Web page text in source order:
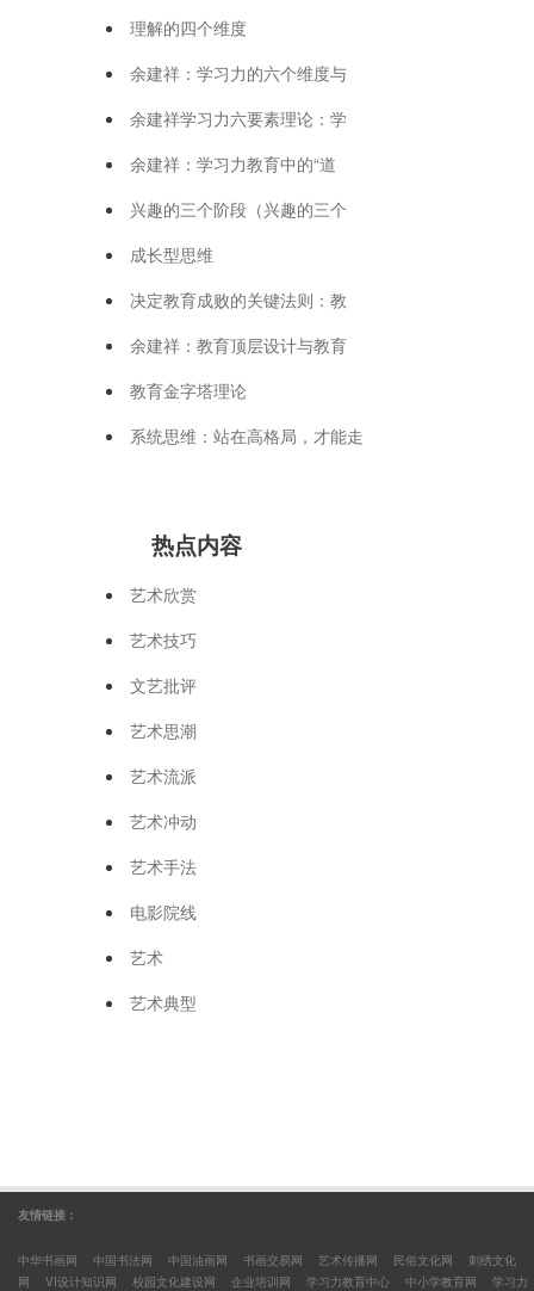
理解的四个维度
余建祥：学习力的六个维度与
余建祥学习力六要素理论：学
余建祥：学习力教育中的“道
兴趣的三个阶段（兴趣的三个
成长型思维
决定教育成败的关键法则：教
余建祥：教育顶层设计与教育
教育金字塔理论
系统思维：站在高格局，才能走
热点内容
艺术欣赏
艺术技巧
文艺批评
艺术思潮
艺术流派
艺术冲动
艺术手法
电影院线
艺术
艺术典型
友情链接：
中华书画网 中国书法网 中国油画网 书画交易网 艺术传播网 民俗文化网
刺绣文化
网
VI设计知识网 校园文化建设网 企业培训网 学习力教育中心 中小学教育网 学习力